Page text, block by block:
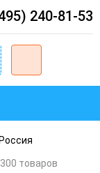
240-81-53
Россия
300 товаров